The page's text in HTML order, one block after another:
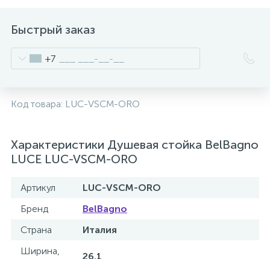
Быстрый заказ
+7
Код товара: LUC-VSCM-ORO
Характеристики Душевая стойка BelBagno
LUCE LUC-VSCM-ORO
Артикул
LUC-VSCM-ORO
Бренд
BelBagno
Страна
Италия
Ширина,
26.1